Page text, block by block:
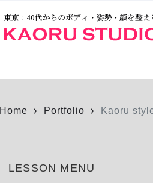
Home Portfolio Kaoru
LESSON MENU